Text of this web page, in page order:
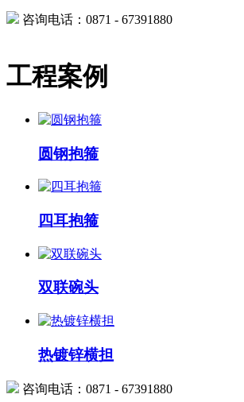
咨询电话：0871 - 67391880
工程案例
圆钢抱箍
四耳抱箍
双联碗头
热镀锌横担
咨询电话：0871 - 67391880